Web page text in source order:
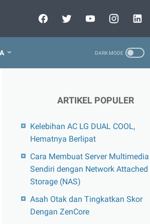
ARTIKEL POPULER
Kelebihan AC LG DUAL COOL,
Hematnya Berlipat
Cara Membuat Server Multimedia
Sendiri dengan Network Attached
Storage (NAS)
Asah Otak dan Tingkatkan Skor
Dengan ZenCore